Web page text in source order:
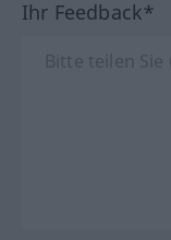
Ihr Feedback*